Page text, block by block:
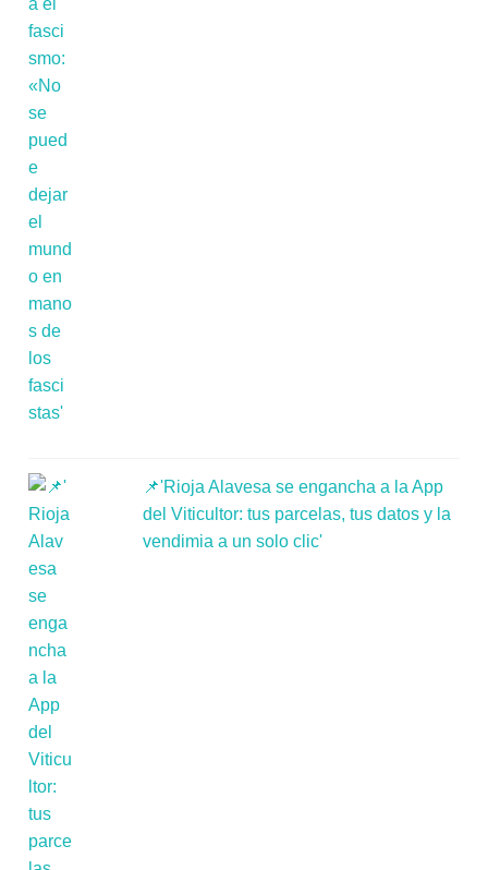
📌'Rioja Alavesa se engancha a la App
del Viticultor: tus parcelas, tus datos y la
vendimia a un solo clic'